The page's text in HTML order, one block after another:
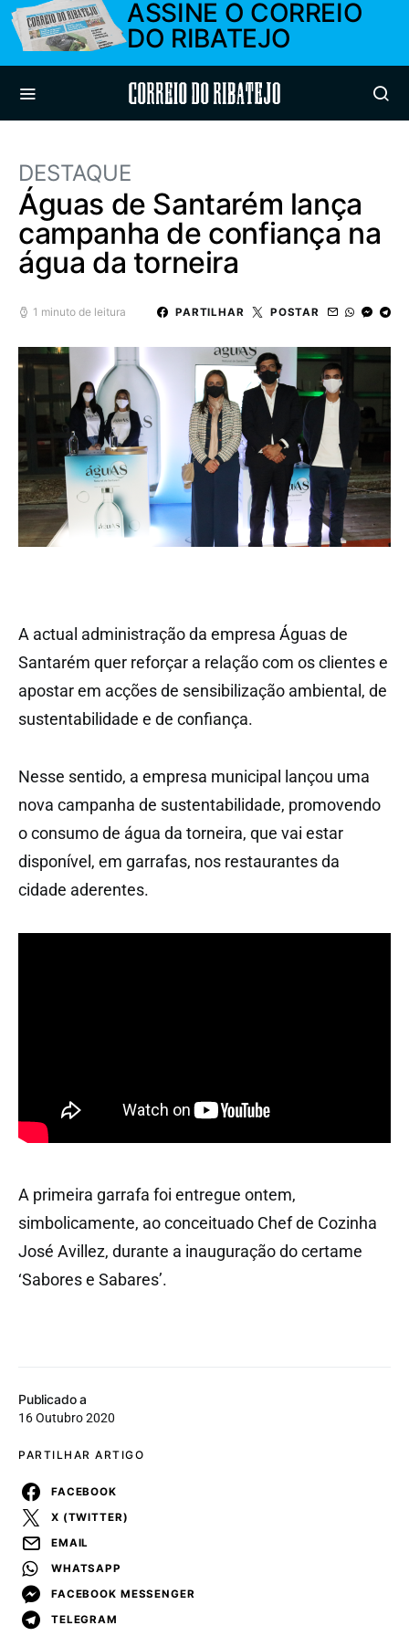
ASSINE O CORREIO
DO RIBATEJO
Correio do Ribatejo
DESTAQUE
Águas de Santarém lança
campanha de confiança na
água da torneira
1 minuto de leitura PARTILHAR POSTAR
Publicado a
16 Outubro 2020
PARTILHAR ARTIGO
FACEBOOK
X (TWITTER)
EMAIL
WHATSAPP
FACEBOOK MESSENGER
TELEGRAM
A actual administração da empresa Águas de
Santarém quer reforçar a relação com os clientes e
apostar em acções de sensibilização ambiental, de
sustentabilidade e de confiança.
Nesse sentido, a empresa municipal lançou uma
nova campanha de sustentabilidade, promovendo
o consumo de água da torneira, que vai estar
disponível, em garrafas, nos restaurantes da
cidade aderentes.
A primeira garrafa foi entregue ontem,
simbolicamente, ao conceituado Chef de Cozinha
José Avillez, durante a inauguração do certame
‘Sabores e Sabares’.